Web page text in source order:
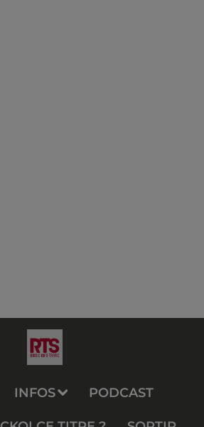
INFOS PODCAST